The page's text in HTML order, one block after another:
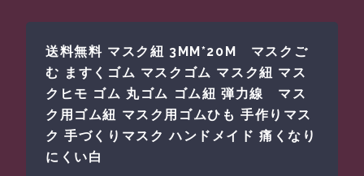
送料無料 マスク紐 3MM*20M マスクご
む ますくゴム マスクゴム マスク紐 マス
クヒモ ゴム 丸ゴム ゴム紐 弾力線 マス
ク用ゴム紐 マスク用ゴムひも 手作りマス
ク 手づくりマスク ハンドメイド 痛くなり
にくい白